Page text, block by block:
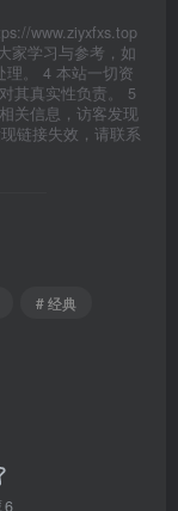
www.ziyxfxs.top
家学习与参考，如
理。 4 本站一切资
其真实性负责。 5
关信息，访客发现
链接失效，请联系
# 经典
6